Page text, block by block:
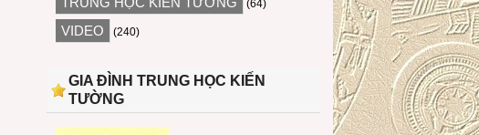
(64)
VIDEO (240)
GIA ĐÌNH TRUNG HỌC KIẾN
TƯỜNG